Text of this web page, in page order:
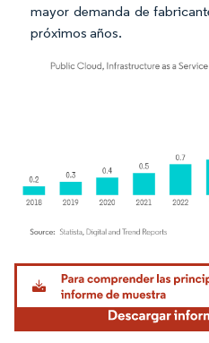
mayor demanda de
próximos años.
Imagen © Mordor Intelligence. El uso